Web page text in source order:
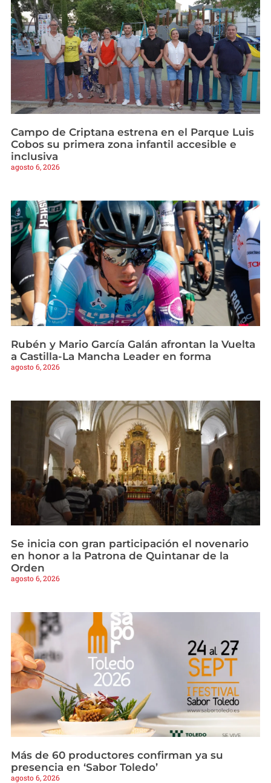
Campo de Criptana estrena en el Parque Luis
Cobos su primera zona infantil accesible e
inclusiva
agosto 6, 2026
Rubén y Mario García Galán afrontan la Vuelta
a Castilla-La Mancha Leader en forma
agosto 6, 2026
Se inicia con gran participación el novenario
en honor a la Patrona de Quintanar de la
Orden
agosto 6, 2026
Más de 60 productores confirman ya su
presencia en ‘Sabor Toledo’
agosto 6, 2026